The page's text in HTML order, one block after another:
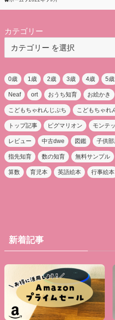
カテゴリー
0歳 1歳 2歳 3歳 4歳 5歳
Neaf ort おうち知育 お絵かき
こどもちゃれんじぷち こどもちゃれ
トップ記事 ピグマリオン モンテ
レビュー 中古dwe 図鑑 子供部
指先知育 数の知育 無料サンプル
算数 育児本 英語絵本 行事絵本
新着記事